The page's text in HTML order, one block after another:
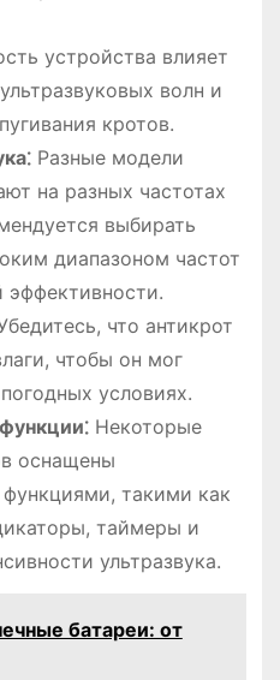
устройства влияет
волн и
кротов.
Разные модели
на разных частотах
выбирать
диапазоном частот
что антикрот
чтобы он мог
условиях.
Некоторые
оснащены
такими как
таймеры и
ультразвука.
батареи: от